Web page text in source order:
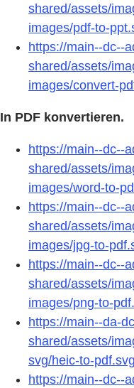
shared/assets/
images/pdf-to-
https://main--dc--
shared/assets/
images/convert-
In PDF konvertieren.
https://main--dc--
shared/assets/
images/word-to-
https://main--dc--
shared/assets/
images/jpg-to-
https://main--dc--
shared/assets/
images/png-to-
https://main--da-
shared/assets/
svg/heic-to-pdf.svg
https://main--dc--